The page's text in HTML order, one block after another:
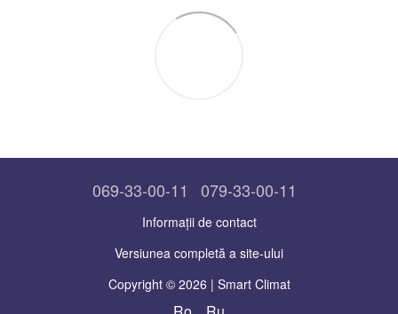
069-33-00-11 079-33-00-11
Informații de contact
Versiunea completă a site-ului
Copyright © 2026 | Smart Climat